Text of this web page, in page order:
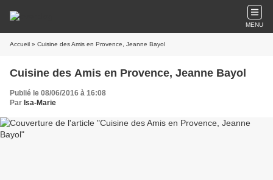
MENU
Accueil » Cuisine des Amis en Provence, Jeanne Bayol
Cuisine des Amis en Provence, Jeanne Bayol
Publié le 08/06/2016 à 16:08
Par Isa-Marie